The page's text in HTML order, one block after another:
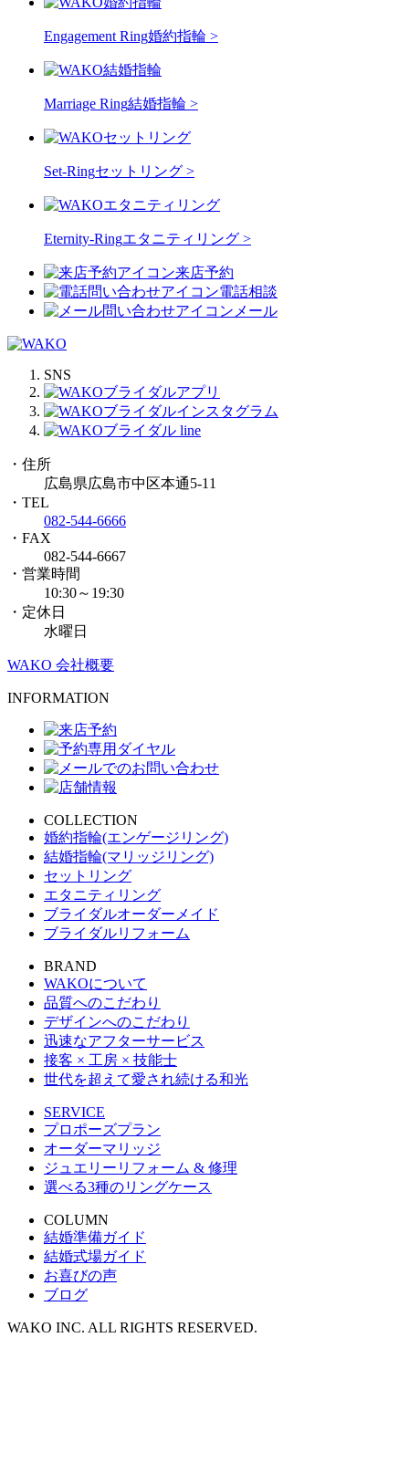
Engagement Ring婚約指輪 >
Marriage Ring結婚指輪 >
Set-Ringセットリング >
Eternity-Ringエタニティリング >
来店予約
電話相談
メール
SNS
・住所
広島県広島市中区本通5-11
・TEL
082-544-6666
・FAX
082-544-6667
・営業時間
10:30～19:30
・定休日
水曜日
WAKO 会社概要
INFORMATION
COLLECTION
婚約指輪(エンゲージリング)
結婚指輪(マリッジリング)
セットリング
エタニティリング
ブライダルオーダーメイド
ブライダルリフォーム
BRAND
WAKOについて
品質へのこだわり
デザインへのこだわり
迅速なアフターサービス
接客 × 工房 × 技能士
世代を超えて愛され続ける和光
SERVICE
プロポーズプラン
オーダーマリッジ
ジュエリーリフォーム & 修理
選べる3種のリングケース
COLUMN
結婚準備ガイド
結婚式場ガイド
お喜びの声
ブログ
WAKO INC. ALL RIGHTS RESERVED.